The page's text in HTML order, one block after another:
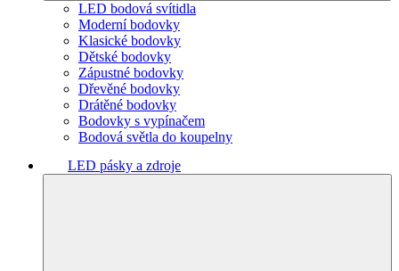
LED bodová svítidla
Moderní bodovky
Klasické bodovky
Dětské bodovky
Zápustné bodovky
Dřevěné bodovky
Drátěné bodovky
Bodovky s vypínačem
Bodová světla do koupelny
LED pásky a zdroje